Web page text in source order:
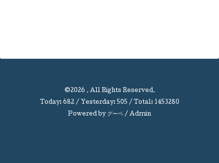
©2026 . All Rights Reserved.
Today: 682/ Yesterday: 505 / Total: 1453280
Powered by グーペ / Admin